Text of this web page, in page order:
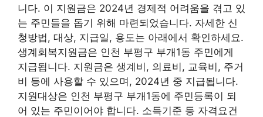
니다. 이 지원금은 2024년 경제적 어려움을 겪고 있
는 주민들을 돕기 위해 마련되었습니다. 자세한 신
청방법, 대상, 지급일, 용도는 아래에서 확인하세요.
생계회복지원금은 인천 부평구 부개1동 주민에게
지급됩니다. 지원금은 생계비, 의료비, 교육비, 주거
비 등에 사용할 수 있으며, 2024년 중 지급됩니다.
지원대상은 인천 부평구 부개1동에 주민등록이 되
어 있는 주민이어야 합니다. 소득기준 등 자격요건